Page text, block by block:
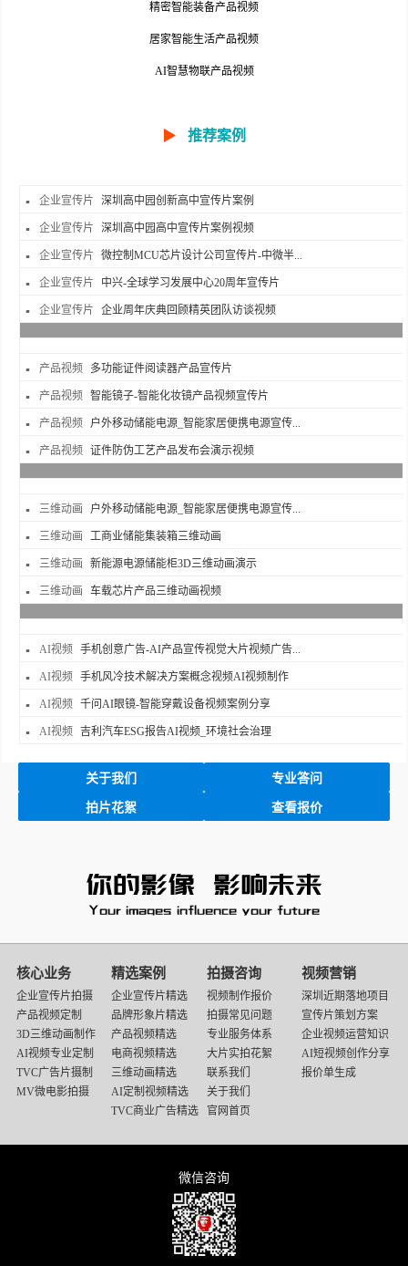
精密智能装备产品视频
居家智能生活产品视频
AI智慧物联产品视频
▶ 推荐案例
企业宣传片 深圳高中园创新高中宣传片案例
企业宣传片 深圳高中园高中宣传片案例视频
企业宣传片 微控制MCU芯片设计公司宣传片-中微半...
企业宣传片 中兴-全球学习发展中心20周年宣传片
企业宣传片 企业周年庆典回顾精英团队访谈视频
产品视频 多功能证件阅读器产品宣传片
产品视频 智能镜子-智能化妆镜产品视频宣传片
产品视频 户外移动储能电源_智能家居便携电源宣传...
产品视频 证件防伪工艺产品发布会演示视频
三维动画 户外移动储能电源_智能家居便携电源宣传...
三维动画 工商业储能集装箱三维动画
三维动画 新能源电源储能柜3D三维动画演示
三维动画 车载芯片产品三维动画视频
AI视频 手机创意广告-AI产品宣传视觉大片视频广告...
AI视频 手机风冷技术解决方案概念视频AI视频制作
AI视频 千问AI眼镜-智能穿戴设备视频案例分享
AI视频 吉利汽车ESG报告AI视频_环境社会治理
关于我们 专业答问
拍片花絮 查看报价
核心业务
企业宣传片拍摄
产品视频定制
3D三维动画制作
AI视频专业定制
TVC广告片摄制
MV微电影拍摄
精选案例
企业宣传片精选
品牌形象片精选
产品视频精选
电商视频精选
三维动画精选
AI定制视频精选
TVC商业广告精选
拍摄咨询
视频制作报价
拍摄常见问题
专业服务体系
大片实拍花絮
联系我们
关于我们
官网首页
视频营销
深圳近期落地项目
宣传片策划方案
企业视频运营知识
AI短视频创作分享
报价单生成
微信咨询